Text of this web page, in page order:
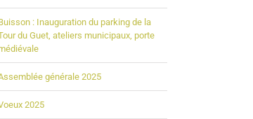
: Inauguration du parking de la
du Guet, ateliers municipaux, porte
générale 2025
2025